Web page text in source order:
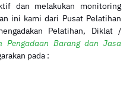
dan melakukan monitoring
ini kami dari Pusat Pelatihan
Pelatihan, Diklat /
Pengadaan Barang dan Jasa
pada :